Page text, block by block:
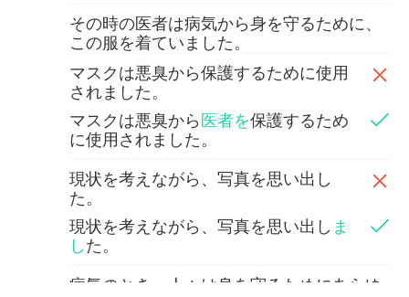
その時の医者は病気から身を守るために、
この服を着ていました。
マスクは悪臭から保護するために使用
されました。
マスクは悪臭から 医者を保護するため
に使用されました。
現状を考えながら、写真を思い出し
た。
現状を考えながら、写真を思い出し ま
した。
病気のとき、人々は身を守るためにあらゆ